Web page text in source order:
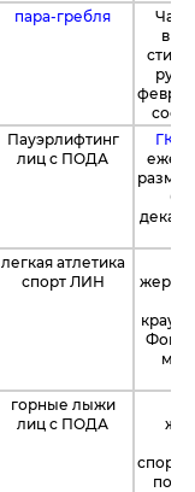
пара-гребля
Пауэрлифтинг
лиц с ПОДА
ГК
легкая атлетика
спорт ЛИН
горные лыжи
лиц с ПОДА